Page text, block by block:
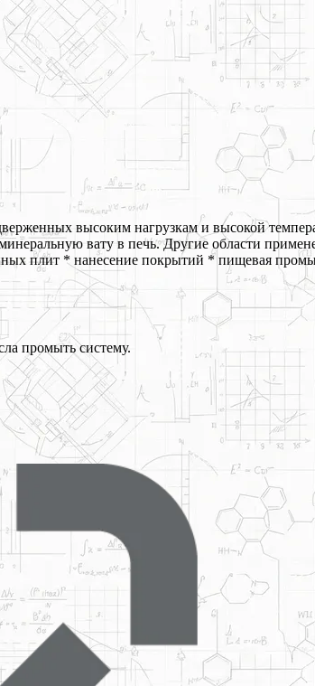
высоким нагрузкам и высокой
вату в печь. Другие области
плит * нанесение покрытий * пищевая
промыть систему.